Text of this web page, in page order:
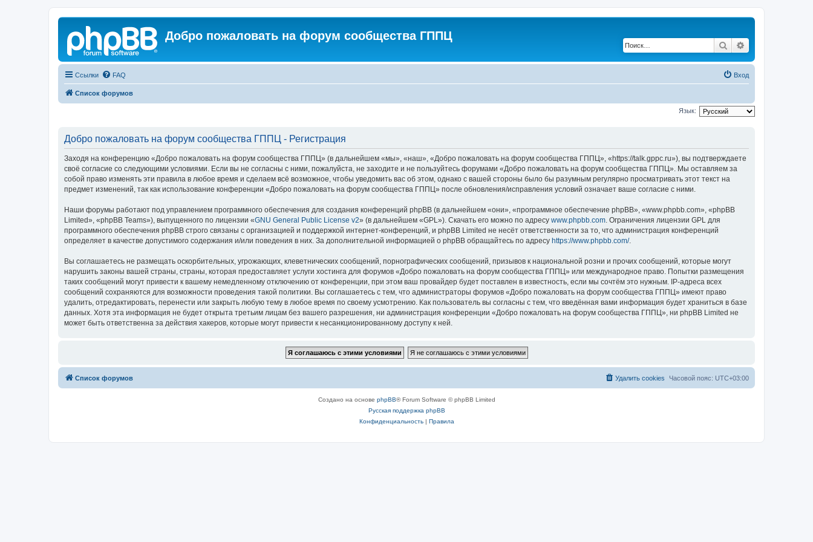
Добро пожаловать на форум сообщества ГППЦ
Поиск
Ссылки FAQ Вход
Список форумов
Язык:
Добро пожаловать на форум сообщества ГППЦ - Регистрация
Заходя на конференцию «Добро пожаловать на форум сообщества ГППЦ» (в дальнейшем «мы», «наш», «Добро пожаловать на форум сообщества ГППЦ», «https://talk.gppc.ru»), вы подтверждаете
своё согласие со следующими условиями. Если вы не согласны с ними, пожалуйста, не заходите и не пользуйтесь форумами «Добро пожаловать на форум сообщества ГППЦ». Мы оставляем за
собой право изменять эти правила в любое время и сделаем всё возможное, чтобы уведомить вас об этом, однако с вашей стороны было бы разумным регулярно просматривать этот текст на
предмет изменений, так как использование конференции «Добро пожаловать на форум сообщества ГППЦ» после обновления/исправления условий означает ваше согласие с ними.
Наши форумы работают под управлением программного обеспечения для создания конференций phpBB (в дальнейшем «они», «программное обеспечение phpBB», «www.phpbb.com», «phpBB
Limited», «phpBB Teams»), выпущенного по лицензии «GNU General Public License v2» (в дальнейшем «GPL»). Скачать его можно по адресу www.phpbb.com . Ограничения лицензии GPL для
программного обеспечения phpBB строго связаны с организацией и поддержкой интернет-конференций, и phpBB Limited не несёт ответственности за то, что администрация конференций
определяет в качестве допустимого содержания и/или поведения в них. За дополнительной информацией о phpBB обращайтесь по адресу https://www.phpbb.com/.
Вы соглашаетесь не размещать оскорбительных, угрожающих, клеветнических сообщений, порнографических сообщений, призывов к национальной розни и прочих сообщений, которые могут
нарушить законы вашей страны, страны, которая предоставляет услуги хостинга для форумов «Добро пожаловать на форум сообщества ГППЦ» или международное право. Попытки размещения
таких сообщений могут привести к вашему немедленному отключению от конференции, при этом ваш провайдер будет поставлен в известность, если мы сочтём это нужным. IP-адреса всех
сообщений сохраняются для возможности проведения такой политики. Вы соглашаетесь с тем, что администраторы форумов «Добро пожаловать на форум сообщества ГППЦ» имеют право
удалить, отредактировать, перенести или закрыть любую тему в любое время по своему усмотрению. Как пользователь вы согласны с тем, что введённая вами информация будет храниться в базе
данных. Хотя эта информация не будет открыта третьим лицам без вашего разрешения, ни администрация конференции «Добро пожаловать на форум сообщества ГППЦ», ни phpBB Limited не
может быть ответственна за действия хакеров, которые могут привести к несанкционированному доступу к ней.
Список форумов Часовой пояс: UTC+03:00
Удалить cookies
Создано на основе phpBB® Forum Software © phpBB Limited
Русская поддержка phpBB
Конфиденциальность| Правила